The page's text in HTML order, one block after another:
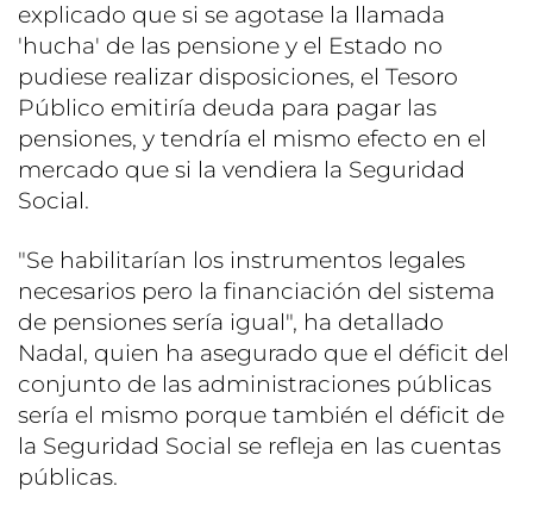
explicado que si se agotase la llamada
'hucha' de las pensione y el Estado no
pudiese realizar disposiciones, el Tesoro
Público emitiría deuda para pagar las
pensiones, y tendría el mismo efecto en el
mercado que si la vendiera la Seguridad
Social.
"Se habilitarían los instrumentos legales
necesarios pero la financiación del sistema
de pensiones sería igual", ha detallado
Nadal, quien ha asegurado que el déficit del
conjunto de las administraciones públicas
sería el mismo porque también el déficit de
la Seguridad Social se refleja en las cuentas
públicas.